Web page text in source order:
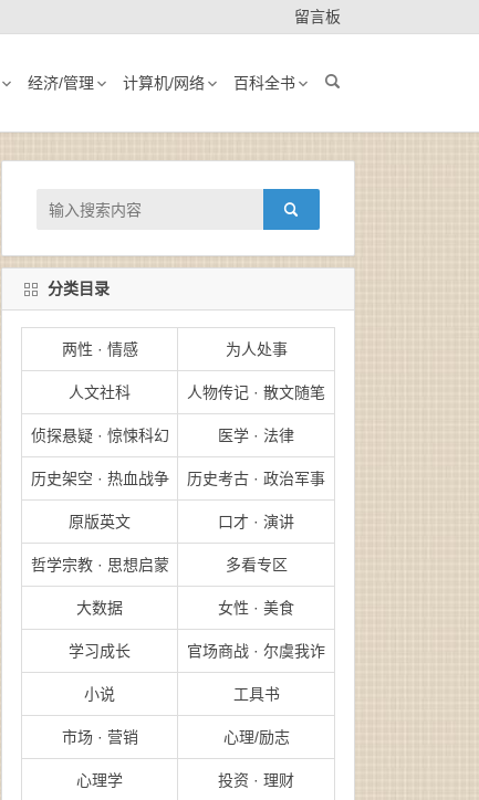
留言板
经济/管理 计算机/网络 百科全书
分类目录
两性 · 情感 为人处事
人文社科 人物传记 · 散文随笔
侦探悬疑 · 惊悚科幻 医学 · 法律
历史架空 · 热血战争 历史考古 · 政治军事
原版英文 口才 · 演讲
哲学宗教 · 思想启蒙 多看专区
大数据 女性 · 美食
学习成长 官场商战 · 尔虞我诈
小说 工具书
市场 · 营销 心理/励志
心理学 投资 · 理财